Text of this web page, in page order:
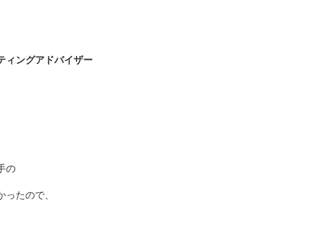
ィングアドバイザー
の
ったので、